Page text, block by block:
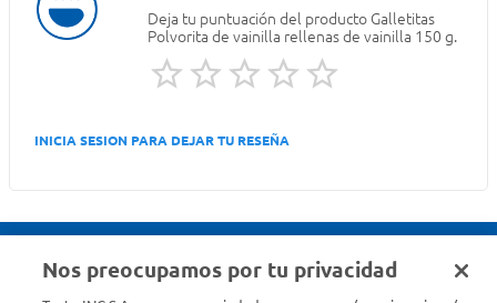
Deja tu puntuación del producto Galletitas
Polvorita de vainilla rellenas de vainilla 150 g.
INICIA SESION PARA DEJAR TU RESEÑA
Nos preocupamos por tu privacidad